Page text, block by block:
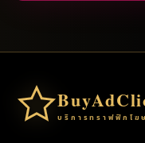
บริการทราฟฟิกโ